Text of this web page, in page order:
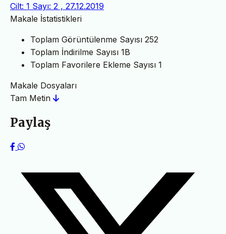
Cilt: 1 Sayı: 2 , 27.12.2019
Makale İstatistikleri
Toplam Görüntülenme Sayısı 252
Toplam İndirilme Sayısı 1B
Toplam Favorilere Ekleme Sayısı 1
Makale Dosyaları
Tam Metin
Paylaş